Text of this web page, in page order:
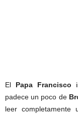
El Papa Francisco
padece un poco de
leer